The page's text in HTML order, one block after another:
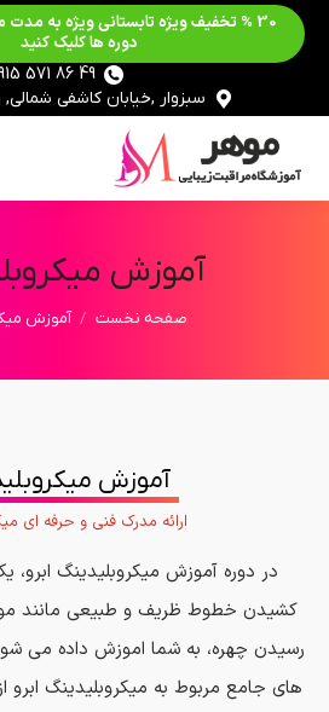
30 % تخفیف ویژه تابستانی ویژه به
دوره ها کلیک کنید
49 86 571 0915
سبزوار ,خیابان کاشفی شمالی,
آموزش
مکان شما:
صفحه نخست آموزش
آموزش
ارائه مدرک فنی و حرفه ای
در دوره آموزش میکروبلیدینگ
کشیدن خطوط ظریف و طبیعی مانند
رسیدن چهره، به شما اموزش داده می
های جامع مربوط به میکروبلیدینگ ابرو